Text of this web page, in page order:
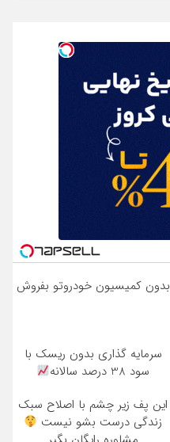
بدون کمیسیون خودروتو بفروش
سرمایه گذاری بدون ریسک با
سود 38 درصد سالانه
این پف زیر چشم با اصلاح سبک
زندگی درست بشو نیست